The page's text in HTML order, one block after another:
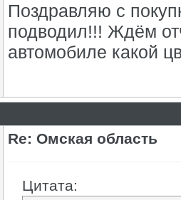
Поздравляю с
подводил!!! Ждём
автомобиле какой
Re: Омская область
Цитата: